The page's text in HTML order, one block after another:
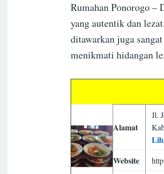
Rumahan Ponorogo –
yang autentik dan
ditawarkan juga
menikmati hidangan
Alamat
Jl.
Website